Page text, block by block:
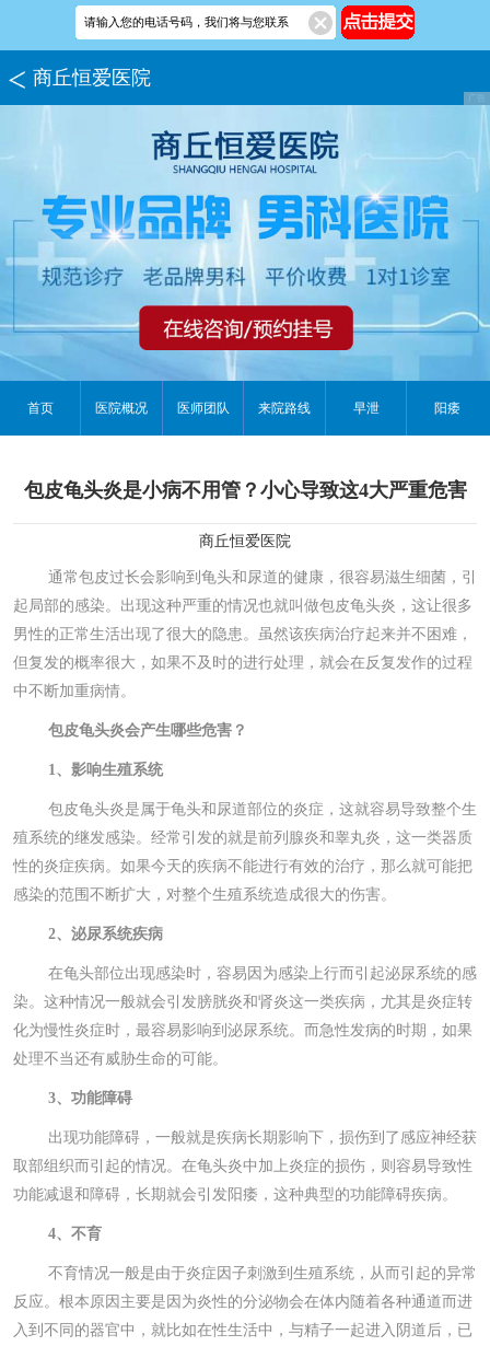
商丘恒爱医院
首页 医院概况 医师团队 来院路线 早泄 阳痿
包皮龟头炎是小病不用管？小心导致这4大严重危害
商丘恒爱医院
通常包皮过长会影响到龟头和尿道的健康，很容易滋生细菌，引
起局部的感染。出现这种严重的情况也就叫做包皮龟头炎，这让很多
男性的正常生活出现了很大的隐患。虽然该疾病治疗起来并不困难，
但复发的概率很大，如果不及时的进行处理，就会在反复发作的过程
中不断加重病情。
包皮龟头炎会产生哪些危害？
1、影响生殖系统
包皮龟头炎是属于龟头和尿道部位的炎症，这就容易导致整个生
殖系统的继发感染。经常引发的就是前列腺炎和睾丸炎，这一类器质
性的炎症疾病。如果今天的疾病不能进行有效的治疗，那么就可能把
感染的范围不断扩大，对整个生殖系统造成很大的伤害。
2、泌尿系统疾病
在龟头部位出现感染时，容易因为感染上行而引起泌尿系统的感
染。这种情况一般就会引发膀胱炎和肾炎这一类疾病，尤其是炎症转
化为慢性炎症时，最容易影响到泌尿系统。而急性发病的时期，如果
处理不当还有威胁生命的可能。
3、功能障碍
出现功能障碍，一般就是疾病长期影响下，损伤到了感应神经获
取部组织而引起的情况。在龟头炎中加上炎症的损伤，则容易导致性
功能减退和障碍，长期就会引发阳痿，这种典型的功能障碍疾病。
4、不育
不育情况一般是由于炎症因子刺激到生殖系统，从而引起的异常
反应。根本原因主要是因为炎性的分泌物会在体内随着各种通道而进
入到不同的器官中，就比如在性生活中，与精子一起进入阴道后，已